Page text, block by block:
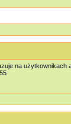
na użytkownikach